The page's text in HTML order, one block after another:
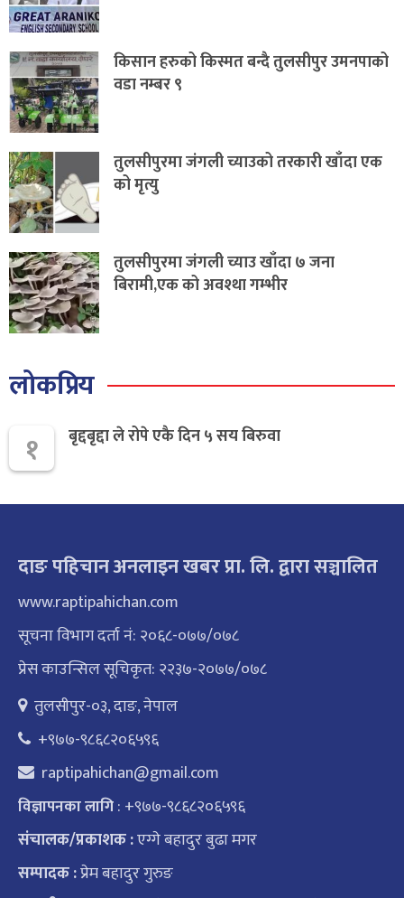
किसान हरुको किस्मत बन्दै तुलसीपुर उमनपाको
वडा नम्बर ९
तुलसीपुरमा जंगली च्याउको तरकारी खाँदा एक
को मृत्यु
तुलसीपुरमा जंगली च्याउ खाँदा ७ जना
बिरामी,एक को अवश्था गम्भीर
लोकप्रिय
१
बृद्दबृद्दा ले रोपे एकै दिन ५ सय बिरुवा
दाङ पहिचान अनलाइन खबर प्रा. लि. द्वारा सञ्चालित
www.raptipahichan.com
सूचना विभाग दर्ता नं: २०६८-०७७/०७८
प्रेस काउन्सिल सूचिकृत: २२३७-२०७७/०७८
तुलसीपुर-०३, दाङ, नेपाल
+९७७-९८६८२०६५९६
raptipahichan@gmail.com
विज्ञापनका लागि: +९७७-९८६८२०६५९६
संचालक/प्रकाशक :एग्गे बहादुर बुढा मगर
सम्पादक :प्रेम बहादुर गुरुङ